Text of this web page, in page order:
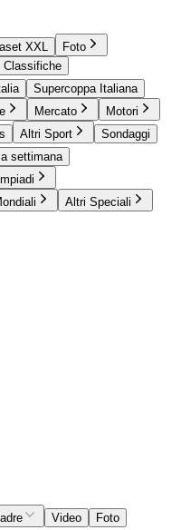
XXL
Foto
Classifiche
Supercoppa Italiana
Mercato
Motori
Altri Sport
Sondaggi
settimana
Altri Speciali
Video Foto